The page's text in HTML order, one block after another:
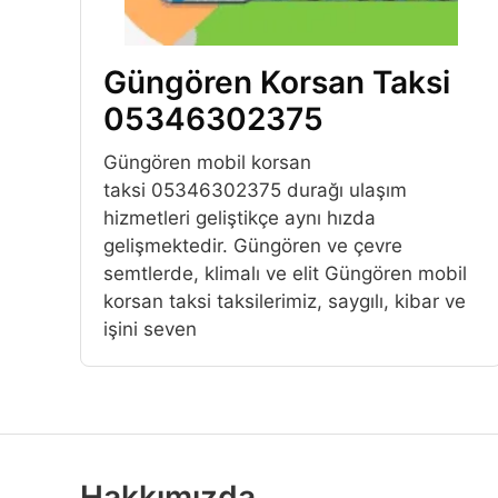
Güngören Korsan Taksi
05346302375
Güngören mobil korsan
taksi 05346302375 durağı ulaşım
hizmetleri geliştikçe aynı hızda
gelişmektedir. Güngören ve çevre
semtlerde, klimalı ve elit Güngören mobil
korsan taksi taksilerimiz, saygılı, kibar ve
işini seven